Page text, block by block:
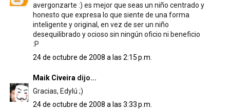
avergonzarte :) es mejor que seas un niño centrado y
honesto que expresa lo que siente de una forma
inteligente y original, en vez de ser un niño
desequilibrado y ocioso sin ningún oficio ni beneficio
:P
24 de octubre de 2008 a las 2:15 p.m.
Maik Civeira dijo...
Gracias, Edylú ;)
24 de octubre de 2008 a las 3:33 p.m.